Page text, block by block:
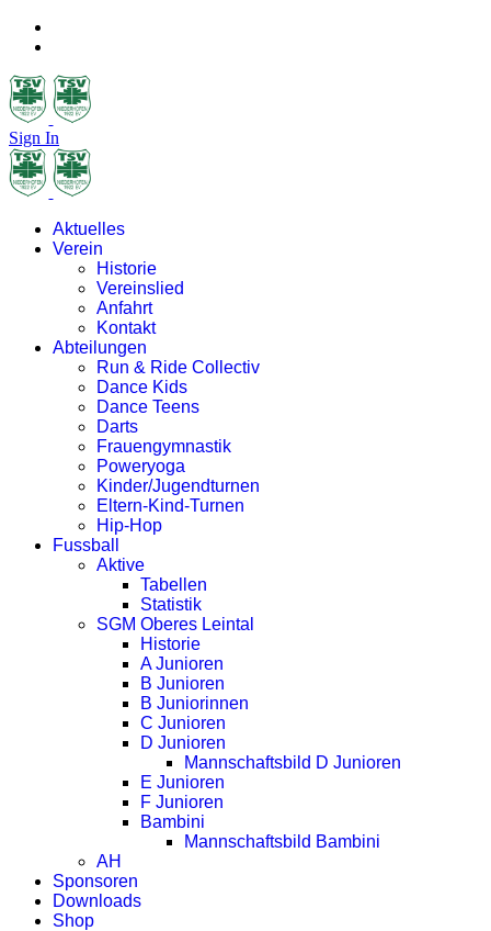
Sign In
Aktuelles
Verein
Historie
Vereinslied
Anfahrt
Kontakt
Abteilungen
Run & Ride Collectiv
Dance Kids
Dance Teens
Darts
Frauengymnastik
Poweryoga
Kinder/Jugendturnen
Eltern-Kind-Turnen
Hip-Hop
Fussball
Aktive
Tabellen
Statistik
SGM Oberes Leintal
Historie
A Junioren
B Junioren
B Juniorinnen
C Junioren
D Junioren
Mannschaftsbild D Junioren
E Junioren
F Junioren
Bambini
Mannschaftsbild Bambini
AH
Sponsoren
Downloads
Shop